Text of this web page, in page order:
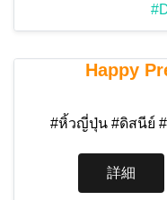
Happy
#หิ้วญี่ปุ่น #ดิสนีย์
詳細